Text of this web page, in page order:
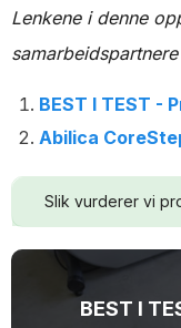
Lenkene i denne
BEST I TEST -
Abilica
Slik vurderer vi
BEST I